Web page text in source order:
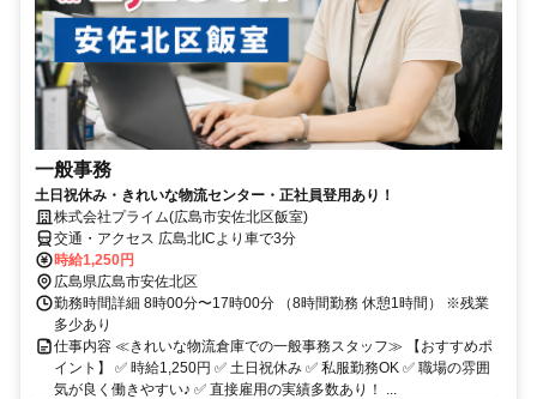
一般事務
土日祝休み・きれいな物流センター・正社員登用あり！
株式会社プライム(広島市安佐北区飯室)
交通・アクセス 広島北ICより車で3分
時給1,250円
広島県広島市安佐北区
勤務時間詳細 8時00分〜17時00分 （8時間勤務 休憩1時間） ※残業
多少あり
仕事内容 ≪きれいな物流倉庫での一般事務スタッフ≫ 【おすすめポ
イント】 ✅ 時給1,250円 ✅ 土日祝休み ✅ 私服勤務OK ✅ 職場の雰囲
気が良く働きやすい♪ ✅ 直接雇用の実績多数あり！ ...